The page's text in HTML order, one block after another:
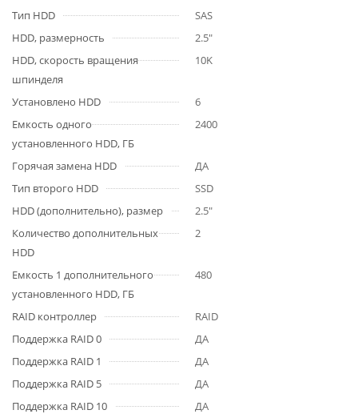
Тип HDD
SAS
HDD, размерность
2.5"
HDD, cкорость вращения
шпинделя
10K
Установлено HDD
6
Емкость одного
установленного HDD, ГБ
2400
Горячая замена HDD
ДА
Тип второго HDD
SSD
HDD (дополнительно), размер
2.5"
Количество дополнительных
HDD
2
Емкость 1 дополнительного
установленного HDD, ГБ
480
RAID контроллер
RAID
Поддержка RAID 0
ДА
Поддержка RAID 1
ДА
Поддержка RAID 5
ДА
Поддержка RAID 10
ДА